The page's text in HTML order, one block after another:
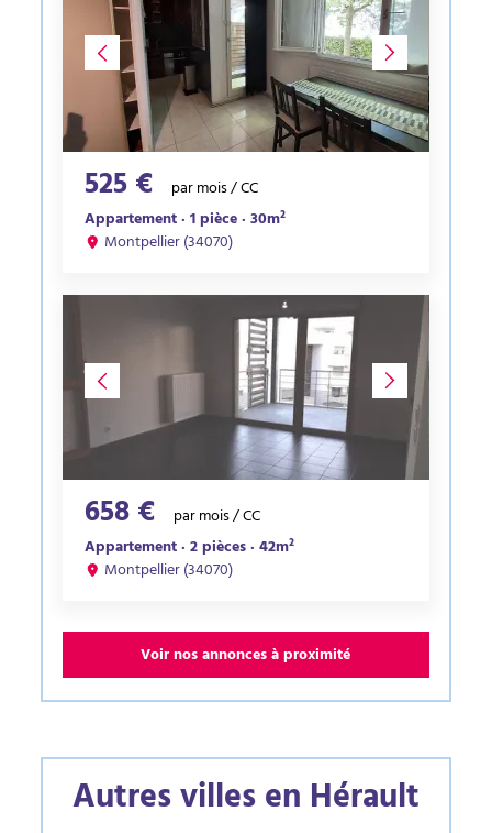
525 €
par mois / CC
Appartement · 1 pièce · 30m²
Montpellier (34070)
658 €
par mois / CC
Appartement · 2 pièces · 42m²
Montpellier (34070)
Voir nos annonces à proximité
Autres villes en Hérault